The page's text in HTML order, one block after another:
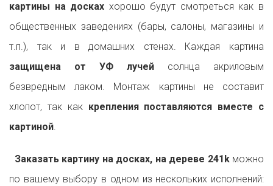
картины на досках хорошо будут смотреться как в
общественных заведениях (бары, салоны, магазины и
т.п.), так и в домашних стенах. Каждая картина
защищена от УФ лучей солнца акриловым
безвредным лаком. Монтаж картины не составит
хлопот, так как крепления поставляются вместе с
картиной.
Заказать картину на досках, на дереве 241kможно
по вашему выбору в одном из нескольких исполнений: